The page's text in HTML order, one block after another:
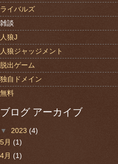
ライバルズ
雑談
人狼J
人狼ジャッジメント
脱出ゲーム
独自ドメイン
無料
ブログ アーカイブ
▼ 2023 (4)
5月 (1)
4月 (1)